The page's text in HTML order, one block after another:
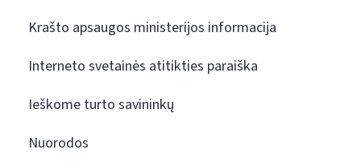
Krašto apsaugos ministerijos informacija
Interneto svetainės atitikties paraiška
Ieškome turto savininkų
Nuorodos